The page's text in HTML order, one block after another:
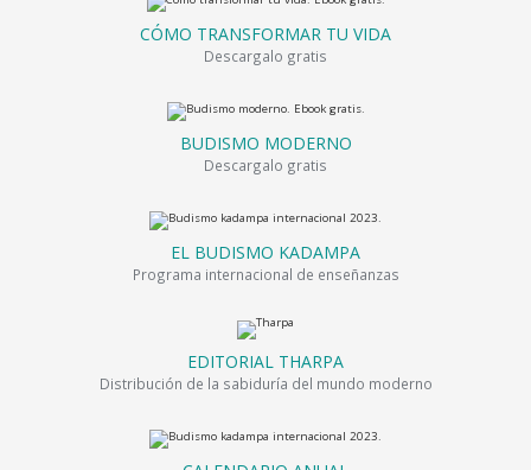
CÓMO TRANSFORMAR TU VIDA
Descargalo gratis
BUDISMO MODERNO
Descargalo gratis
EL BUDISMO KADAMPA
Programa internacional de enseñanzas
EDITORIAL THARPA
Distribución de la sabiduría del mundo moderno